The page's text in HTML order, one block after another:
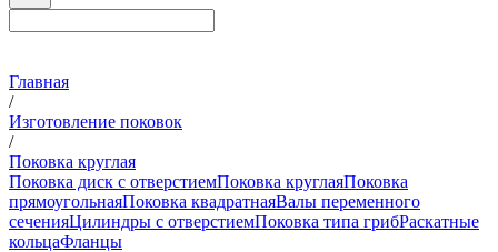
Главная
/
Изготовление поковок
/
Поковка круглая
Поковка диск с отверстиемПоковка круглаяПоковка
прямоугольнаяПоковка квадратнаяВалы переменного
сеченияЦилиндры с отверстиемПоковка типа грибРаскатные
кольцаФланцы